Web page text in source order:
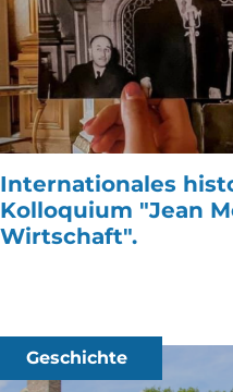
Internationales
Kolloquium "Jean
Wirtschaft".
Geschichte